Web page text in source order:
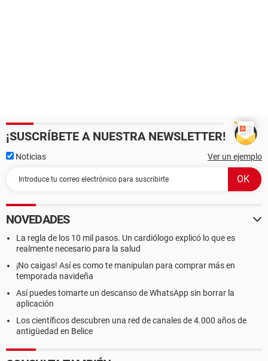
¡SUSCRÍBETE A NUESTRA NEWSLETTER!
Noticias Ver un ejemplo
NOVEDADES
La regla de los 10 mil pasos. Un cardiólogo explicó lo que es
realmente necesario para la salud
¡No caigas! Así es como te manipulan para comprar más en
temporada navideña
Así puedes tomarte un descanso de WhatsApp sin borrar la
aplicación
Los científicos descubren una red de canales de 4.000 años de
antigüedad en Belice